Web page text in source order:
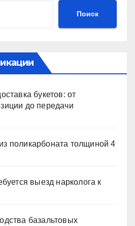
Поиск
букетов: от
до передачи
поликарбоната толщиной 4
выезд нарколога к
базальтовых